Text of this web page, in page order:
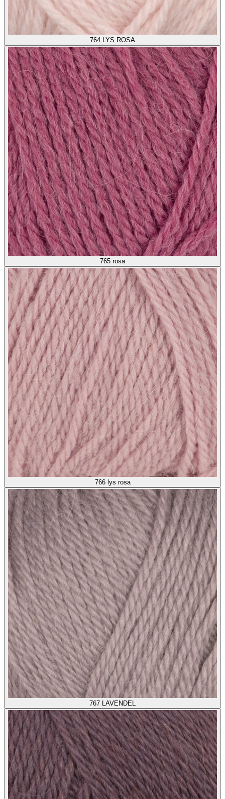
764 LYS ROSA
765 rosa
766 lys rosa
767 LAVENDEL